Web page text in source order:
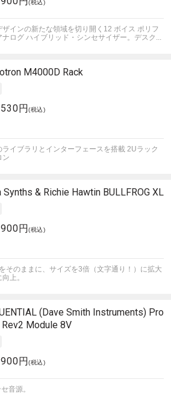
(税込)
ザインの新たな領域を切り開く12 ボイス ポリフ
ログ ハイブリッド・シンセサイザー。デスク...
M4000D Rack
円(税込)
イブラリとインターフェースを搭載 2Uラック
ン
Synths & Richie Hawtin BULLFROG XL
円(税込)
そのままに、サイズを3倍（文字通り！）に拡大
上。
(Dave Smith Instruments) Pro
Module 8V
円(税込)
音源。